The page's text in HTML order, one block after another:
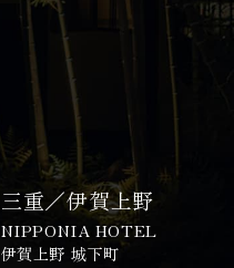
三重／伊賀上野
NIPPONIA HOTEL
伊賀上野 城下町